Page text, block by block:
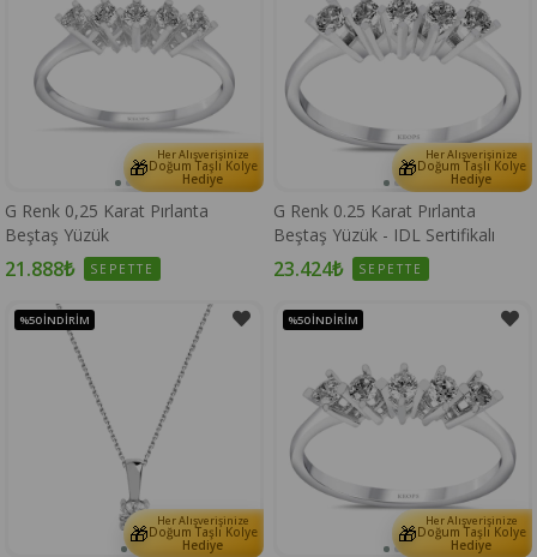
🎁 Her Alışverişinize
Doğum Taşlı Kolye
Hediye
G Renk 0,25 Karat Pırlanta
Beştaş Yüzük
21.888₺ SEPETTE
🎁 Her Alışverişinize
Doğum Taşlı Kolye
Hediye
G Renk 0.25 Karat Pırlanta
Beştaş Yüzük - IDL Sertifikalı
23.424₺ SEPETTE
🎁 Her Alışverişinize
Doğum Taşlı Kolye
Hediye
%50İNDIRIM
🎁 Her Alışverişinize
Doğum Taşlı Kolye
Hediye
%50İNDIRIM